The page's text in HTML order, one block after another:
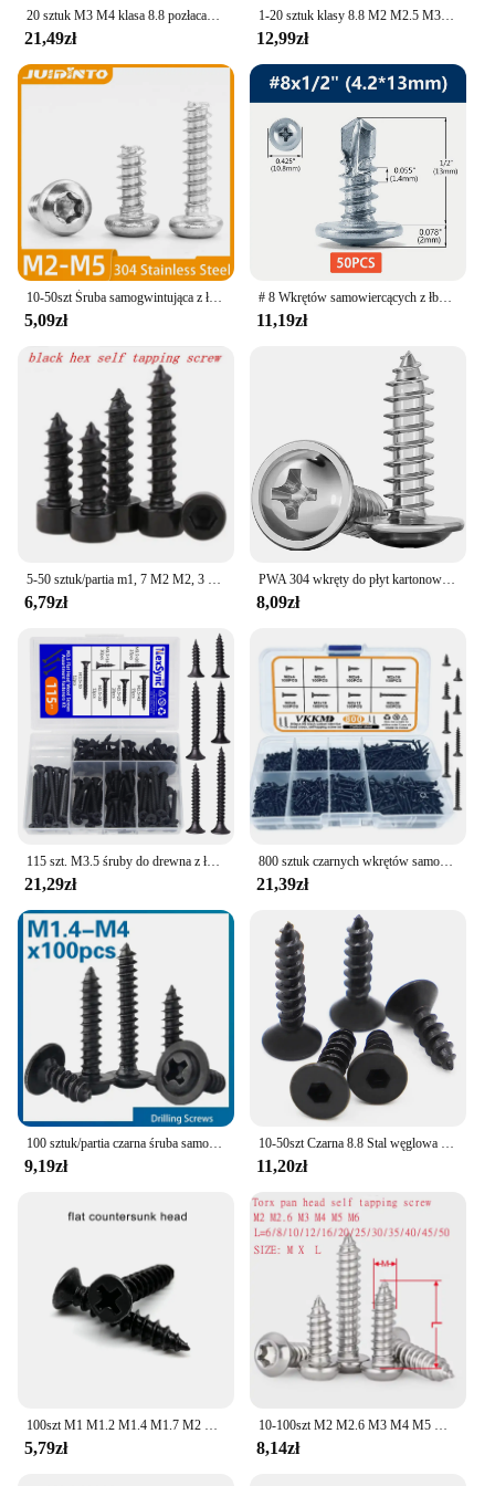
20 sztuk M3 M4 klasa 8.8 pozłacana cylindryczna wewnętrzna sześciokątna śruba głośnikowa łeb kubkowy śruba z drewnianym zębem
21,49zł
1-20 sztuk klasy 8.8 M2 M2.5 M3 złoto tytanowe śruby samogwintujące półokrągłe głowy wkręt z łbem sześciokątnym gniazdowym samogwintujące klucz
12,99zł
10-50szt Śruba samogwintująca z łbem stożkowym Torx do plastiku M2 M2.3 M2.6 M3 M3.5 M4 M5 Śruba samogwintująca ze stali nierdzewnej z okrągłym sześcioma płytkami
5,09zł
# 8 Wkrętów samowiercących z łbem kratownicowym Phillips Wkręty do blachy z tlenku cynku Szybkie wkręty samogwintujące Tokarka do metalu Kołki 100 szt.
11,19zł
6,79zł
PWA 304 wkręty do płyt kartonowo-gipsowych ze stali nierdzewnej z podkładką z okrągłą główką i śruba gwintująca
8,09zł
115 szt. M3.5 śruby do drewna z łbem płaskim asortyment zestaw łączników krzyżowe wpuszczane z łbem stożkowym wkręty do gwintowania z łbem płaskim wkręt do drewna
21,29zł
800 sztuk czarnych wkrętów samogwintujących M2 z łbem płaskim, odpowiednich do dekoracji wnętrz, projektów DIY, produktów elektronicznych itp.
21,39zł
9,19zł 11,20zł
5,79zł 8,14zł